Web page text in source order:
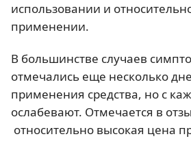
использовании и
применении.
В большинстве случаев
отмечались еще несколько
применения средства, но с
ослабевают. Отмечается в
относительно высокая цена